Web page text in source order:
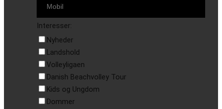
Interesser:
Nyheder
Landshold
Volleyligaen
Danish Beachvolley Tour
Kids og Ungdom
Dommer